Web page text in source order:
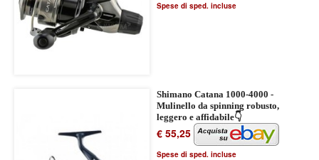
Spese di sped. incluse
Shimano Catana 1000-4000 -
Mulinello da spinning robusto,
leggero e affidabile👇
€ 55,25
Spese di sped. incluse